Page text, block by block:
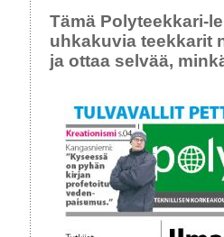
Tämä Polyteekkari-
uhkakuvia teekkarit
ja ottaa selvää,